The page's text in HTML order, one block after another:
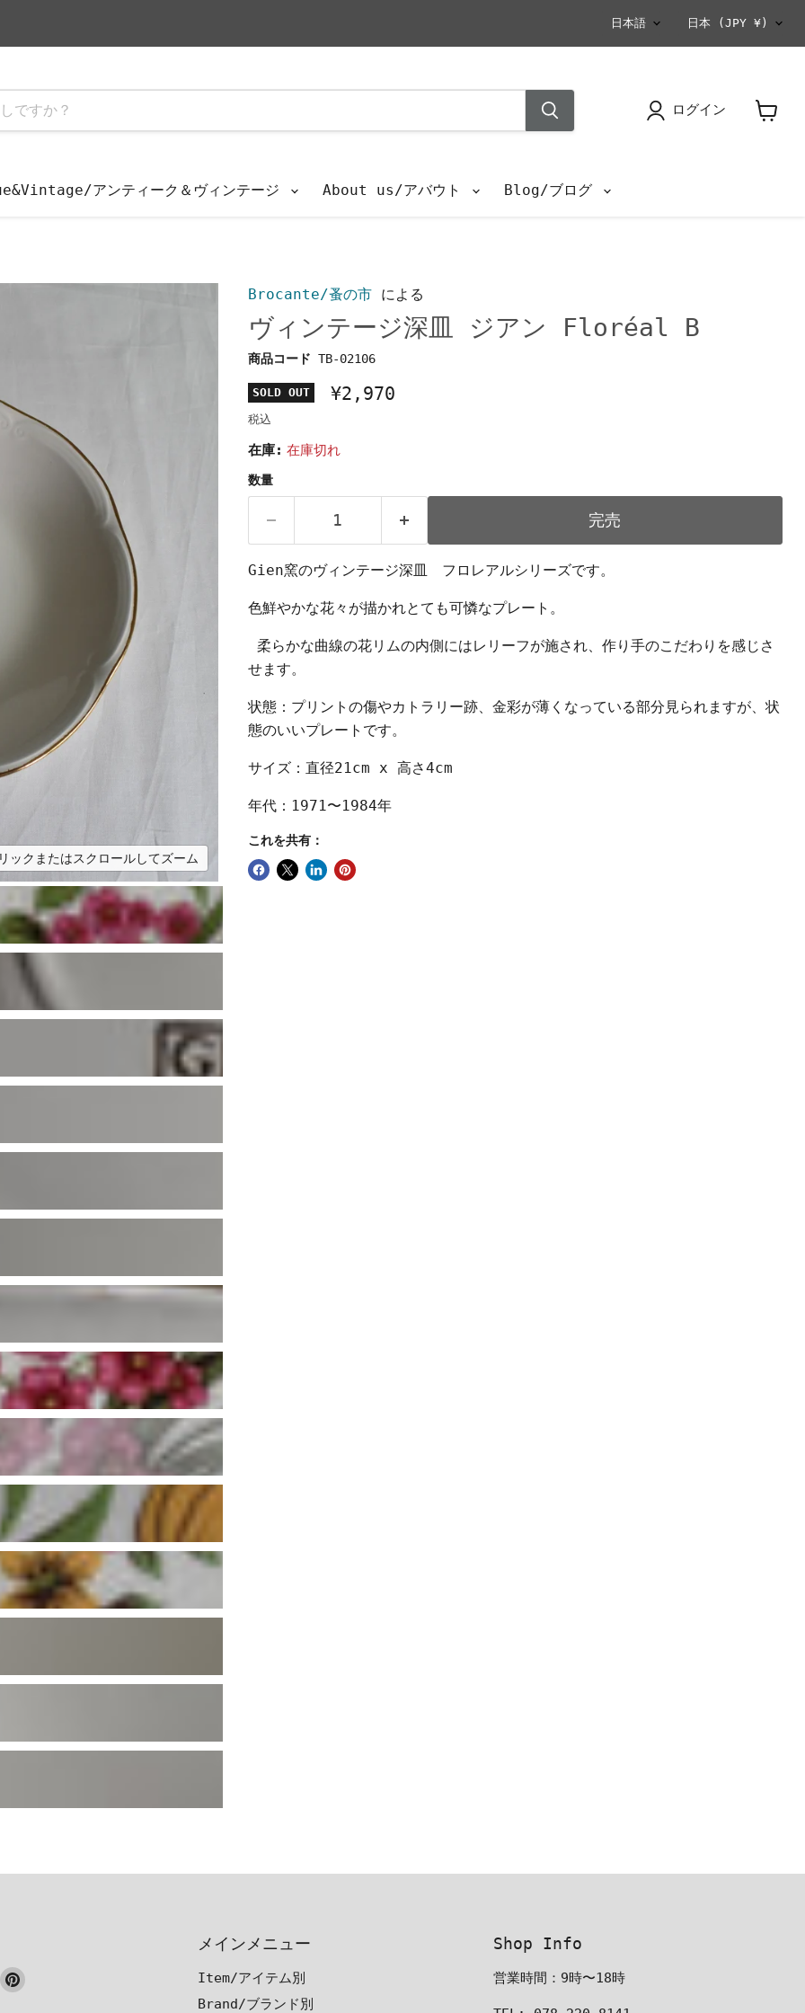
言
語
日本語 国
日本 (JPY ¥)
ログイン
アンティーク＆ヴィンテージ About us/アバウト Blog/ブログ
ックまたはスクロールしてズーム
Brocante/蚤の市による
ヴィンテージ深皿 ジアン Floréal B
商品コード TB-02106
SOLD OUT ¥2,970
税込
在庫: 在庫切れ
数量
完売
Gien窯のヴィンテージ深皿 フロレアルシリーズです。
色鮮やかな花々が描かれとても可憐なプレート。
柔らかな曲線の花リムの内側にはレリーフが施され、作り手のこだわりを感じさ
せます。
状態： プリントの傷やカトラリー跡、金彩が薄くなっている部分見られますが、状
態のいいプレートです。
サイズ：直径21cm x 高さ4cm
年代：1971〜1984年
これを共有：
Pinterest
メインメニュー
Item/アイテム別
Brand/ブランド別
Shop Info
営業時間：9時〜18時